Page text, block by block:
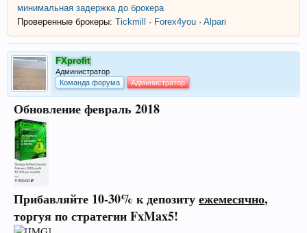
минимальная задержка до брокера
Проверенные брокеры: Tickmill · Forex4you · Alpari
FXprofit
Администратор
Команда форума
Администратор
Обновление февраль 2018
Прибавляйте 10-30% к депозитуежемесячно,
торгуя по стратегии FxMax5!